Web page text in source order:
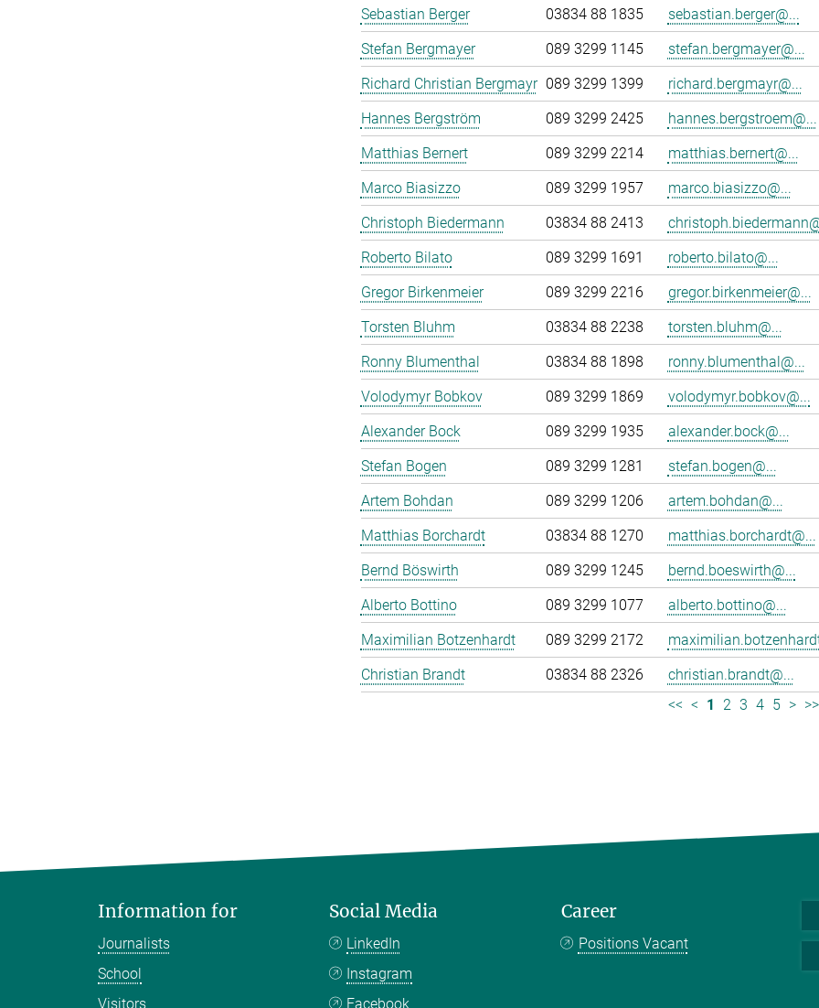
Sebastian Berger
03834 88 1835
sebastian.berger@...
Stefan Bergmayer
089 3299 1145
stefan.bergmayer@...
Richard Christian Bergmayr 089 3299 1399
richard.bergmayr@...
Hannes Bergström
089 3299 2425
hannes.bergstroem@...
Matthias Bernert
089 3299 2214
matthias.bernert@...
Marco Biasizzo
089 3299 1957
marco.biasizzo@...
Christoph Biedermann
03834 88 2413
Roberto Bilato
089 3299 1691
roberto.bilato@...
Gregor Birkenmeier
089 3299 2216
gregor.birkenmeier@...
Torsten Bluhm
03834 88 2238
torsten.bluhm@...
Ronny Blumenthal
03834 88 1898
ronny.blumenthal@...
Volodymyr Bobkov
089 3299 1869
volodymyr.bobkov@...
Alexander Bock
089 3299 1935
alexander.bock@...
Stefan Bogen
089 3299 1281
stefan.bogen@...
Artem Bohdan
089 3299 1206
artem.bohdan@...
Matthias Borchardt
03834 88 1270
matthias.borchardt@...
Bernd Böswirth
089 3299 1245
bernd.boeswirth@...
Alberto Bottino
089 3299 1077
alberto.bottino@...
Maximilian Botzenhardt
089 3299 2172
Christian Brandt
03834 88 2326
christian.brandt@...
<< < 1 2 3 4 5 > >>
Information for
Journalists
School
Visitors
Social Media
LinkedIn
Instagram
Facebook
Career
Positions Vacant